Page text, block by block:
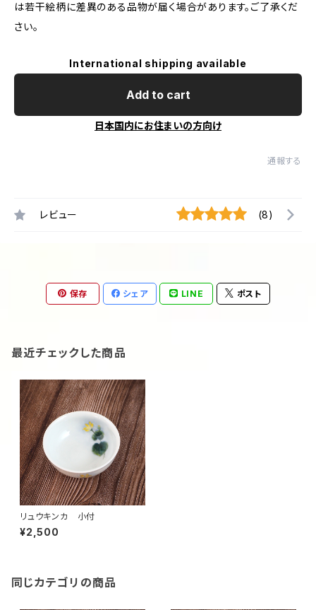
は若干絵柄に差異のある品物が届く場合があります。ご了承くだ
さい。
International shipping available
Add to cart
日本国内にお住まいの方向け
通報する
レビュー (8)
保存 シェア LINE ポスト
最近チェックした商品
リュウキンカ 小付
¥2,500
同じカテゴリの商品